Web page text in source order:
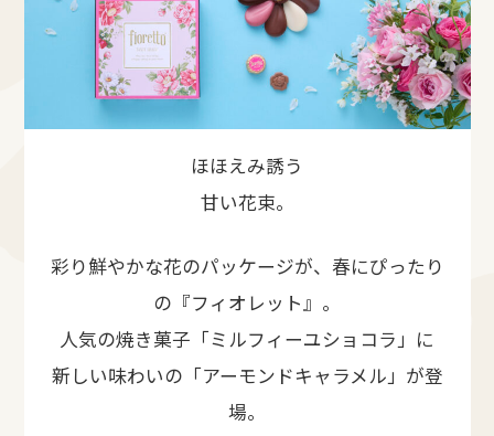
ほほえみ誘う
甘い花束。
彩り鮮やかな花のパッケージが、春にぴったり
の『フィオレット』。
人気の焼き菓子「ミルフィーユショコラ」に
新しい味わいの「アーモンドキャラメル」が登
場。